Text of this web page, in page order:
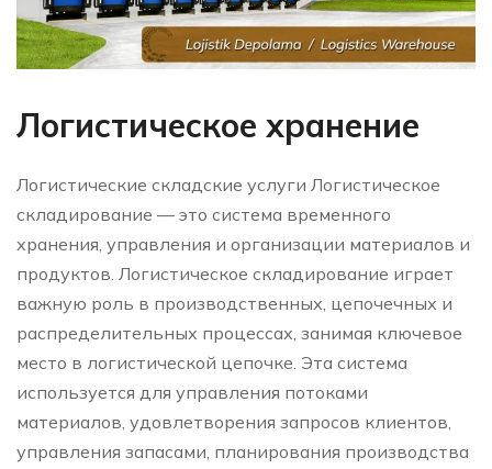
Логистическое хранение
Логистические складские услуги Логистическое
складирование — это система временного
хранения, управления и организации материалов и
продуктов. Логистическое складирование играет
важную роль в производственных, цепочечных и
распределительных процессах, занимая ключевое
место в логистической цепочке. Эта система
используется для управления потоками
материалов, удовлетворения запросов клиентов,
управления запасами, планирования производства